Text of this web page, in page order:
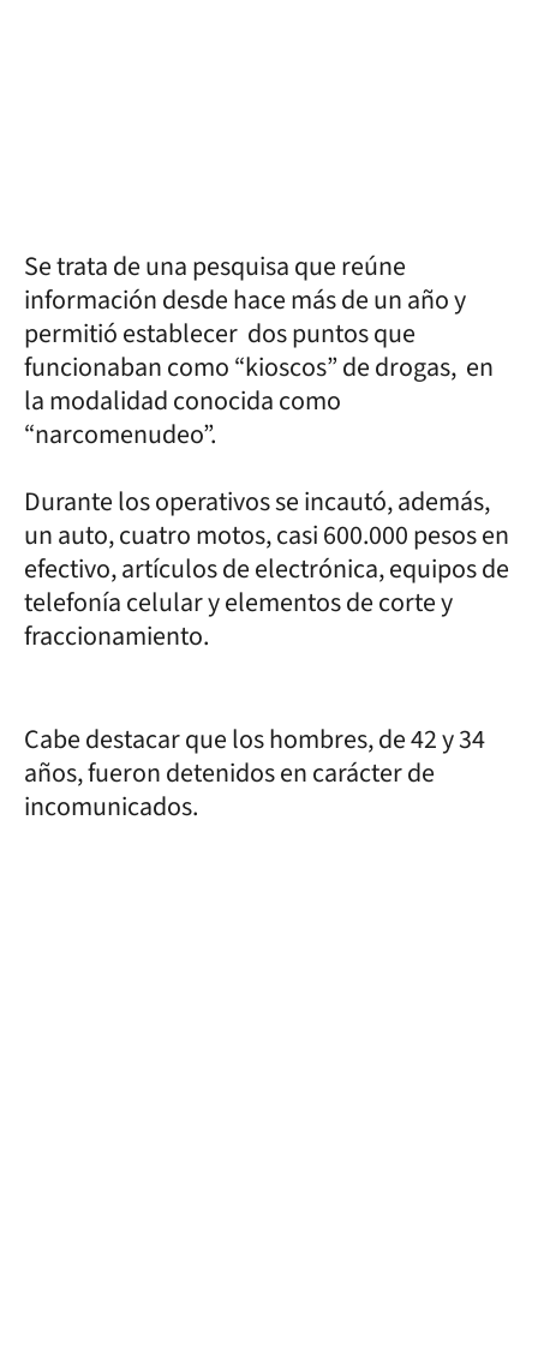
Se trata de una pesquisa que reúne
información desde hace más de un año y
permitió establecer dos puntos que
funcionaban como “kioscos” de drogas, en
la modalidad conocida como
“narcomenudeo”.
Durante los operativos se incautó, además,
un auto, cuatro motos, casi 600.000 pesos en
efectivo, artículos de electrónica, equipos de
telefonía celular y elementos de corte y
fraccionamiento.
Cabe destacar que los hombres, de 42 y 34
años, fueron detenidos en carácter de
incomunicados.